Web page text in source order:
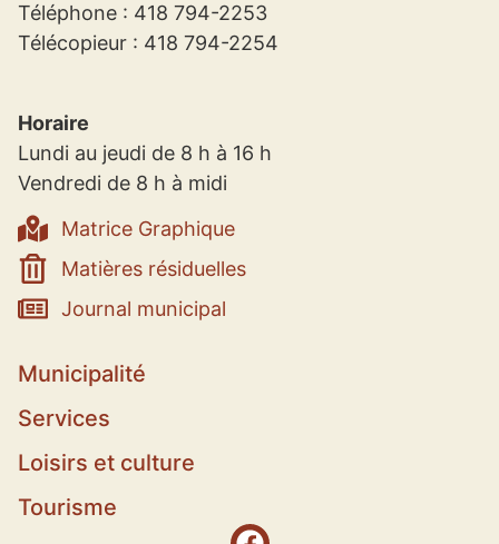
Téléphone : 418 794-2253
Télécopieur : 418 794-2254
Horaire
Lundi au jeudi de 8 h à 16 h
Vendredi de 8 h à midi
Matrice Graphique
Matières résiduelles
Journal municipal
Municipalité
Services
Loisirs et culture
Tourisme